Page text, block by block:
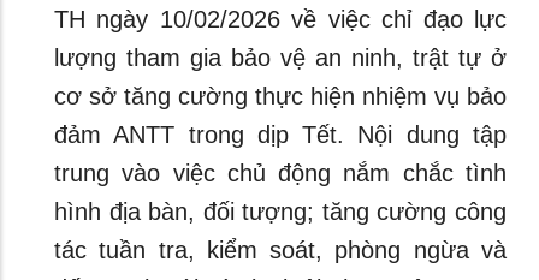
TH ngày 10/02/2026 về việc chỉ đạo lực
lượng tham gia bảo vệ an ninh, trật tự ở
cơ sở tăng cường thực hiện nhiệm vụ bảo
đảm ANTT trong dịp Tết. Nội dung tập
trung vào việc chủ động nắm chắc tình
hình địa bàn, đối tượng; tăng cường công
tác tuần tra, kiểm soát, phòng ngừa và